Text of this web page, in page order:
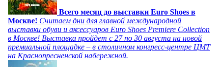
Всего месяц до выставки Euro Shoes в
Москве! Считаем дни для главной международной
выставки обуви и аксессуаров Euro Shoes Premiere Collection
в Москве! Выставка пройдет с 27 по 30 августа на новой
премиальной площадке – в столичном конгресс-центре ЦМТ
на Краснопресненской набережной.